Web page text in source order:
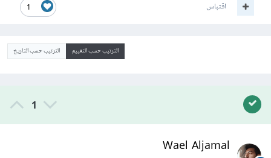
1 اقتباس
الترتيب حسب التقييم الترتيب حسب التاريخ
1
Wael Aljamal